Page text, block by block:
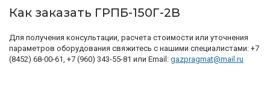
Как заказать ГРПБ-150Г-2В
Для получения консультации, расчета стоимости или уточнения
параметров оборудования свяжитесь с нашими специалистами: +7
(8452) 68-00-61, +7 (960) 343-55-81 или Email: gazpragmat@mail.ru